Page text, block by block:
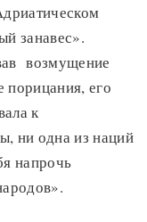
занавес».
возмущение
порицания, его
к
ни одна из наций
напрочь